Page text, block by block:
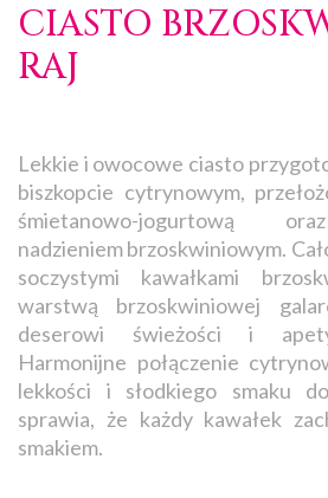
CIASTO
RAJ
Lekkie i owocowe ciasto
biszkopcie cytrynowym,
śmietanowo-jogurtową
nadzieniem brzoskwiniowym.
soczystymi kawałkami
warstwą brzoskwiniowej
deserowi świeżości i
Harmonijne połączenie
lekkości i słodkiego smaku
sprawia, że każdy kawałek
smakiem.